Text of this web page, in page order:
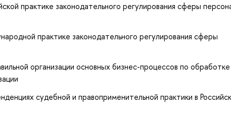
практике законодательного регулирования сферы
практике законодательного регулирования сферы
организации основных бизнес-процессов по обработке
судебной и правоприменительной практики в